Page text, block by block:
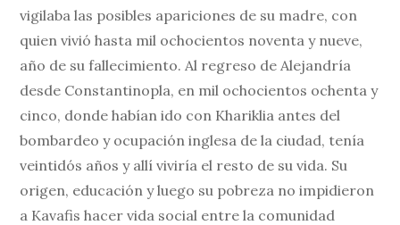
vigilaba las posibles apariciones de su madre, con
quien vivió hasta mil ochocientos noventa y nueve,
año de su fallecimiento. Al regreso de Alejandría
desde Constantinopla, en mil ochocientos ochenta y
cinco, donde habían ido con Khariklia antes del
bombardeo y ocupación inglesa de la ciudad, tenía
veintidós años y allí viviría el resto de su vida. Su
origen, educación y luego su pobreza no impidieron
a Kavafis hacer vida social entre la comunidad